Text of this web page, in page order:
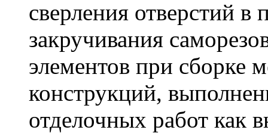
сверления отверстий в
закручивания
элементов при сборке
конструкций,
отделочных работ как